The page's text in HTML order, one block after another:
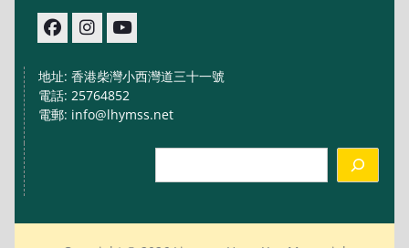
地址: 香港柴灣小西灣道三十一號
電話: 25764852
電郵: info@lhymss.net